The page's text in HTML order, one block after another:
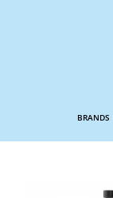
BRANDS